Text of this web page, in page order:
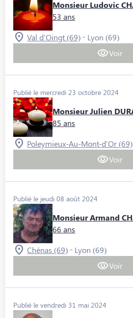
Monsieur Ludovic
53 ans
Val d'Oingt (69) - Lyon (69)
Voir
Publié le mercredi 23 octobre 2024
Monsieur Julien
85 ans
Poleymieux-Au-Mont-d'Or (69)
Voir
Publié le jeudi 08 août 2024
Monsieur Armand
66 ans
Chénas (69) - Lyon (69)
Voir
Publié le vendredi 31 mai 2024